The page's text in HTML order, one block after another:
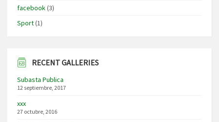
facebook(3)
Sport(1)
RECENT GALLERIES
Subasta Publica
12 septiembre, 2017
xxx
27 octubre, 2016